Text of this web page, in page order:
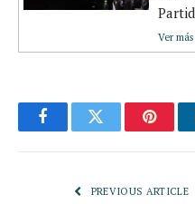
Ver
FacebookTwitter
PREVIOUS ARTICLE